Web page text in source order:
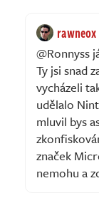
rawneox
@Ronnyss
Ty jsi snad
vycházeli
udělalo
mluvil bys
značek
nemohu a